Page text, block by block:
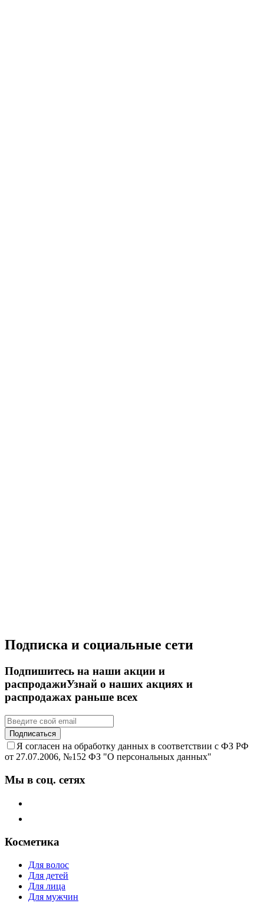
Подписка и социальные сети
Подпишитесь на наши акции и
распродажиУзнай о наших акциях и
распродажах раньше всех
Подписаться
Я согласен на обработку данных в соответствии с ФЗ РФ
от 27.07.2006, №152 ФЗ "О персональных данных"
Мы в соц. сетях
Косметика
Для волос
Для детей
Для лица
Для мужчин